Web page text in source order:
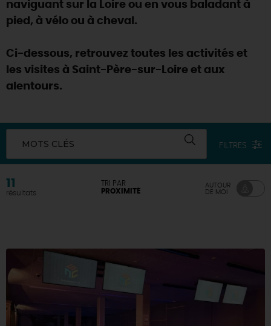
naviguant sur la Loire ou en vous baladant à
pied, à vélo ou à cheval.
Ci-dessous, retrouvez toutes les activités et
les visites à Saint-Père-sur-Loire et aux
alentours.
MOTS CLÉS FILTRES
11
résultats
TRI PAR
PROXIMITÉ
AUTOUR
DE MOI